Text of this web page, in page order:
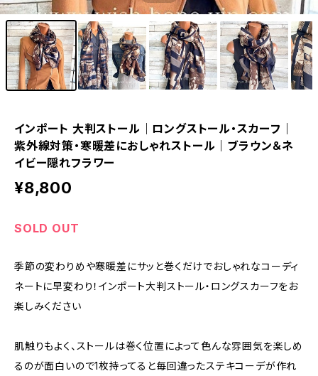
インポート 大判ストール｜ロングストール・スカーフ｜
紫外線対策・寒暖差におしゃれストール｜ブラウン＆ネ
イビー隠れフラワー
¥8,800
SOLD OUT
季節の変わりめや寒暖差にサッと巻くだけでおしゃれなコーディ
ネートに早変わり！インポート大判ストール・ロングスカーフをお
楽しみください
肌触りもよく、ストールは巻く位置によって色んな雰囲気を楽しめ
るのが面白いので1枚持ってると毎回違ったステキコーデが作れ